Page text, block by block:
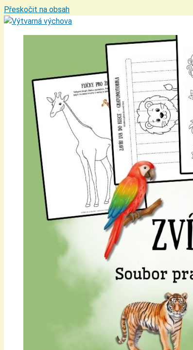
Přeskočit na obsah